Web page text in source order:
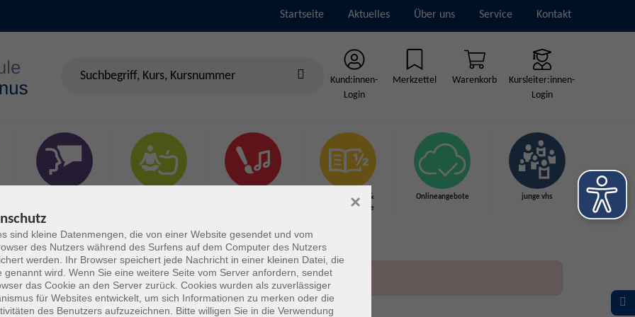
Startseite Aktuelles Über uns Service Kontakt
Kund:innen-
Login
Merkzettel Warenkorb
Kursleiter:innen-
Login
Grundbildung &
Schulabschlüsse
Onlineangebote junge vhs
sind kleine Datenmengen, die von einer Website gesendet und vom
des Nutzers während des Surfens auf dem Computer des Nutzers
werden. Ihr Browser speichert jede Nachricht in einer kleinen Datei, die
genannt wird. Wenn Sie eine weitere Seite vom Server anfordern, sendet
das Cookie an den Server zurück. Cookies wurden als zuverlässiger
für Websites entwickelt, um sich Informationen zu merken oder die
des Benutzers aufzuzeichnen. Bitte willigen Sie in die Verwendung
×